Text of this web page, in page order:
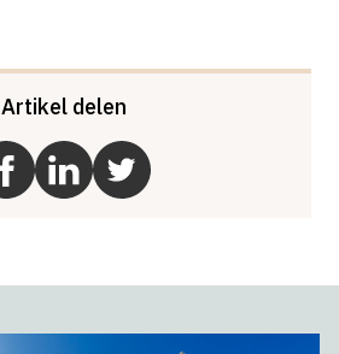
Artikel delen